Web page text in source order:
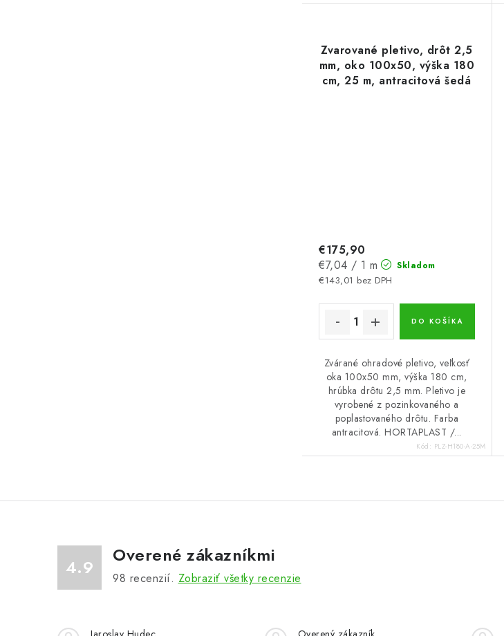
Zvarované pletivo, drôt 2,5
mm, oko 100x50, výška 180
cm, 25 m, antracitová šedá
Skladom
€143,01 bez DPH
€175,90
Jednotková
cena:
€7,04 / 1 m
DO KOŠÍKA
Zvárané ohradové pletivo, veľkosť
oka 100x50 mm, výška 180 cm,
hrúbka drôtu 2,5 mm. Pletivo je
vyrobené z pozinkovaného a
poplastovaného drôtu. Farba
antracitová. HORTAPLAST /...
Kód: PLZ-H180-A-25M
4.9
Overené zákazníkmi
98 recenzií. Zobraziť všetky recenzie